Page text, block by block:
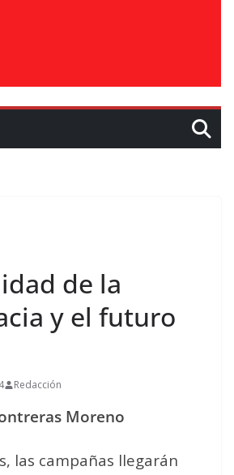
de la
y el futuro
Redacción
Moreno
las campañas llegarán